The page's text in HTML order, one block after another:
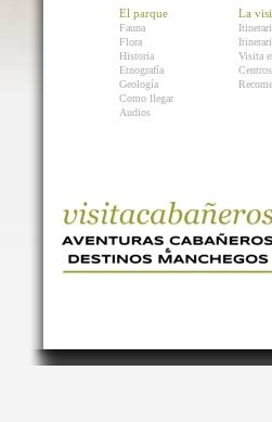
El parque
Fauna
Flora
Historia
Etnografía
Geología
Como llegar
Audios
La
Visita